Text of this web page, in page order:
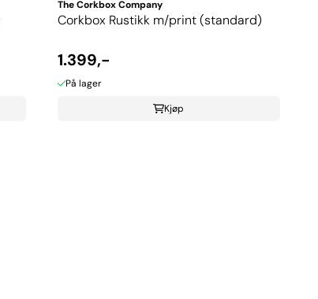
The Corkbox Company
Corkbox Rustikk m/print (standard)
1.399,-
På lager
Kjøp